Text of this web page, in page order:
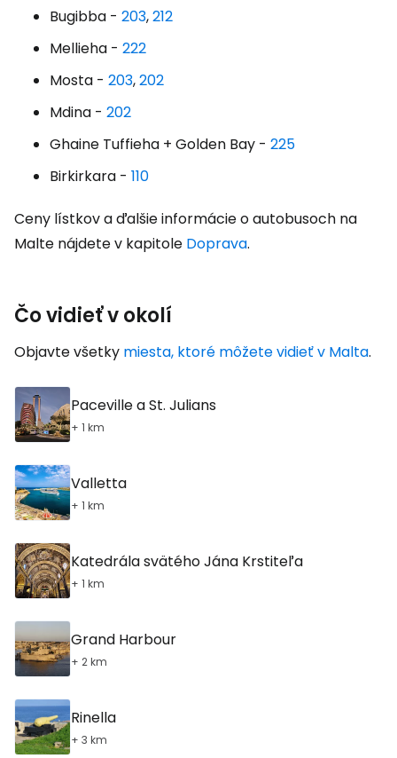
Bugibba - 203,212
Mellieha - 222
Mosta - 203,202
Mdina - 202
Ghaine Tuffieha + Golden Bay - 225
Birkirkara - 110
Ceny lístkov a ďalšie informácie o autobusoch na
Malte nájdete v kapitole Doprava.
Čo vidieť v okolí
Objavte všetky miesta, ktoré môžete vidieť v Malta.
Paceville a St. Julians
+ 1 km
Valletta
+ 1 km
Katedrála svätého Jána Krstiteľa
+ 1 km
Grand Harbour
+ 2 km
Rinella
+ 3 km